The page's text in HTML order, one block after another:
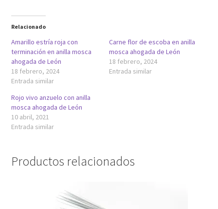
Relacionado
Amarillo estría roja con
terminación en anilla mosca
ahogada de León
18 febrero, 2024
Entrada similar
Carne flor de escoba en anilla
mosca ahogada de León
18 febrero, 2024
Entrada similar
Rojo vivo anzuelo con anilla
mosca ahogada de León
10 abril, 2021
Entrada similar
Productos relacionados